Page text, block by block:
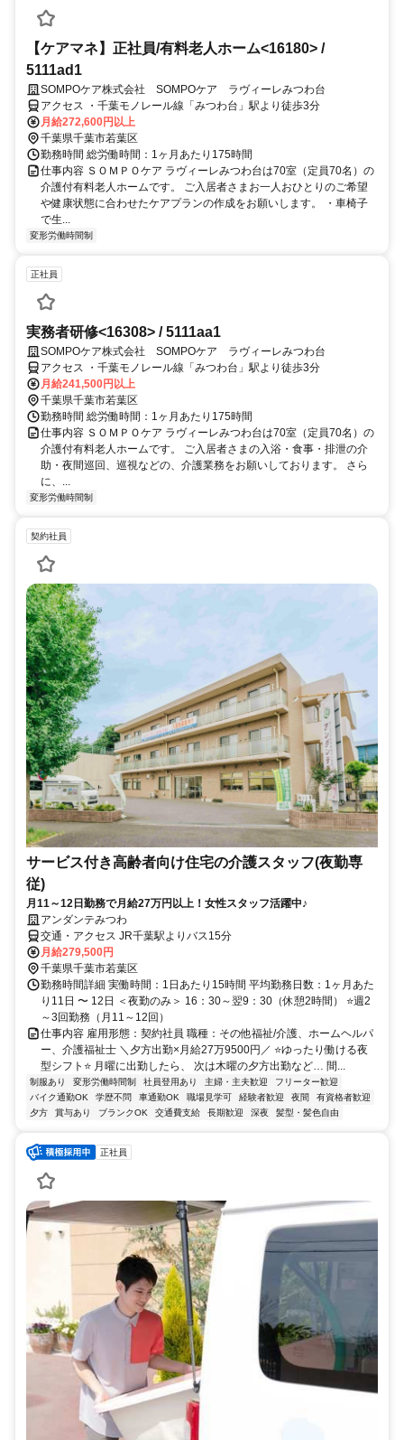
【ケアマネ】正社員/有料老人ホーム<16180> /
5111ad1
SOMPOケア株式会社 SOMPOケア ラヴィーレみつわ台
アクセス ・千葉モノレール線「みつわ台」駅より徒歩3分
月給272,600円以上
千葉県千葉市若葉区
勤務時間 総労働時間：1ヶ月あたり175時間
仕事内容 ＳＯＭＰＯケア ラヴィーレみつわ台は70室（定員70名）の
介護付有料老人ホームです。 ご入居者さまお一人おひとりのご希望
や健康状態に合わせたケアプランの作成をお願いします。 ・車椅子
で生...
変形労働時間制
正社員
実務者研修<16308> / 5111aa1
SOMPOケア株式会社 SOMPOケア ラヴィーレみつわ台
アクセス ・千葉モノレール線「みつわ台」駅より徒歩3分
月給241,500円以上
千葉県千葉市若葉区
勤務時間 総労働時間：1ヶ月あたり175時間
仕事内容 ＳＯＭＰＯケア ラヴィーレみつわ台は70室（定員70名）の
介護付有料老人ホームです。 ご入居者さまの入浴・食事・排泄の介
助・夜間巡回、巡視などの、介護業務をお願いしております。 さら
に、...
変形労働時間制
契約社員
サービス付き高齢者向け住宅の介護スタッフ(夜勤専
従)
月11～12日勤務で月給27万円以上！女性スタッフ活躍中♪
アンダンテみつわ
交通・アクセス JR千葉駅よりバス15分
月給279,500円
千葉県千葉市若葉区
勤務時間詳細 実働時間：1日あたり15時間 平均勤務日数：1ヶ月あた
り11日 〜 12日 ＜夜勤のみ＞ 16：30～翌9：30（休憩2時間） ⭐週2
～3回勤務（月11～12回）
仕事内容 雇用形態：契約社員 職種：その他福祉/介護、ホームヘルパ
ー、介護福祉士 ＼夕方出勤×月給27万9500円／ ⭐ゆったり働ける夜
型シフト⭐ 月曜に出勤したら、 次は木曜の夕方出勤など… 間...
制服あり 変形労働時間制 社員登用あり 主婦・主夫歓迎
フリーター歓迎
バイク通勤OK
学歴不問 車通勤OK 職場見学可 経験者歓迎 夜間
有資格者歓迎
夕方
賞与あり ブランクOK 交通費支給 長期歓迎 深夜 髪型・髪色自由
正社員